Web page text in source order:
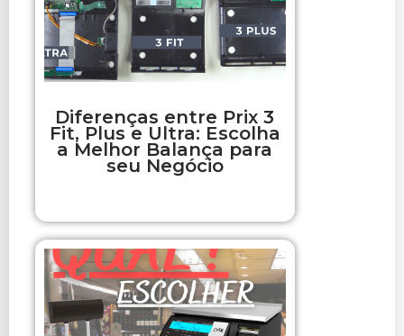
Diferenças entre Prix 3
Fit, Plus e Ultra: Escolha
a Melhor Balança para
seu Negócio